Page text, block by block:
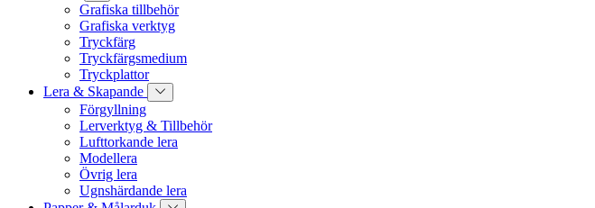
Grafiska tillbehör
Grafiska verktyg
Tryckfärg
Tryckfärgsmedium
Tryckplattor
Lera & Skapande
Förgyllning
Lerverktyg & Tillbehör
Lufttorkande lera
Modellera
Övrig lera
Ugnshärdande lera